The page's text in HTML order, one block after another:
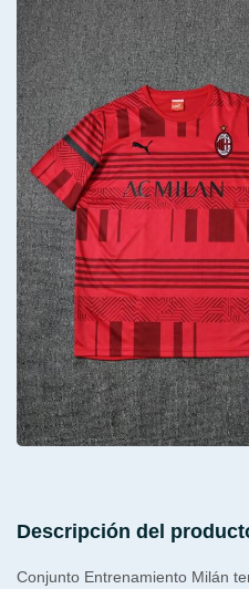
Descripción del
Conjunto Entrenamiento Milán